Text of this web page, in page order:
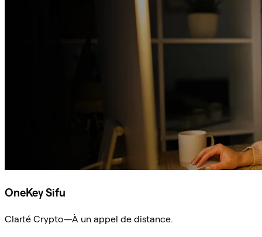
OneKey Sifu
Clarté Crypto—À un appel de distance.